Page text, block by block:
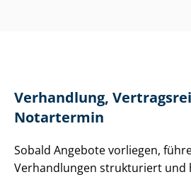
Verhandlung,
Notartermin
Sobald Angebote vorliegen,
Verhandlungen strukturiert und